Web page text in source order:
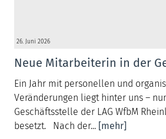
26. Juni 2026
Neue Mitarbeiterin in der
Ein Jahr mit personellen und
Veränderungen liegt hinter uns –
Geschäftsstelle der LAG WfbM
besetzt. Nach der... [mehr]